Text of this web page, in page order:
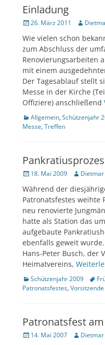
Einladung
Veröffentlicht
26. März 2011 Author
Wie vielen schon
zum Abschluss der
Renovierungsarbeiten
mit einem
Der Tagesablauf stellt
Messe in der Kirche
Offiziere) anschließend
Kategorien
Allgemein, Schützenjahr
Messe, Treffen
Veröffentlicht
18. Mai 2009 Author
Dietmar
Während der
Patronatsfestes weihte
neu renovierte
hatte als Station das
aufgebaute
ebenfalls geweit
Hans-Peter Busch, der
Heimatvereins,
Kategorien
Schützenjahr 2009 Tags
Patronatsfestes, Vorsitzende
Patronatsfest
Veröffentlicht
14. Mai 2007 Author
Dietmar